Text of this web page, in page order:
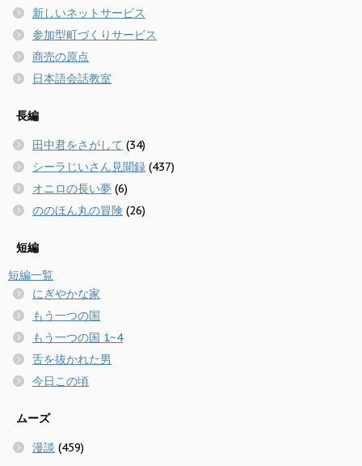
新しいネットサービス
参加型町づくりサービス
商売の原点
日本語会話教室
長編
田中君をさがして (34)
シーラじいさん見聞録 (437)
オニロの長い夢 (6)
ののほん丸の冒険 (26)
短編
短編一覧
にぎやかな家
もう一つの国
もう一つの国 1~4
舌を抜かれた男
今日この頃
ムーズ
漫談 (459)